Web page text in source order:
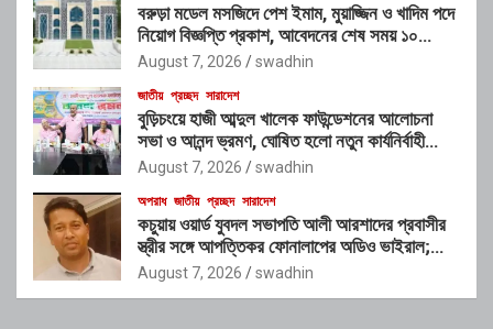
বরুড়া মডেল মসজিদে পেশ ইমাম, মুয়াজ্জিন ও খাদিম পদে
নিয়োগ বিজ্ঞপ্তি প্রকাশ, আবেদনের শেষ সময় ১০
আগস্ট
August 7, 2026 swadhin
জাতীয় প্রচ্ছদ সারাদেশ
বুড়িচংয়ে হাজী আব্দুল খালেক ফাউন্ডেশনের আলোচনা
সভা ও আনন্দ ভ্রমণ, ঘোষিত হলো নতুন কার্যনির্বাহী
কমিটি
August 7, 2026 swadhin
অপরাধ জাতীয় প্রচ্ছদ সারাদেশ
কচুয়ায় ওয়ার্ড যুবদল সভাপতি আলী আরশাদের প্রবাসীর
স্ত্রীর সঙ্গে আপত্তিকর ফোনালাপের অডিও ভাইরাল;
শাস্তির দাবি এলাকাবাসীর
August 7, 2026 swadhin